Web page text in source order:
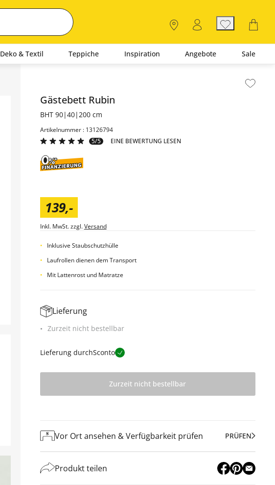
Deko & Textil Teppiche Inspiration Angebote Sale
Gästebett Rubin
BHT 90|40|200 cm
Artikelnummer : 13126794
5/5
EINE BEWERTUNG LESEN
139,-
Inkl. MwSt. zzgl.Versand
Inklusive Staubschutzhülle
Laufrollen dienen dem Transport
Mit Lattenrost und Matratze
Lieferung
Zurzeit nicht bestellbar
Lieferung durchSconto
Zurzeit nicht bestellbar
Vor Ort ansehen & Verfügbarkeit prüfen PRÜFEN
Produkt teilen